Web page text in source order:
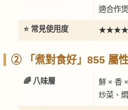
適合作
⭐ 常見使用度
② 「煮對食好」855 屬
🌈 八味層
鮮 × 香
炒菜、